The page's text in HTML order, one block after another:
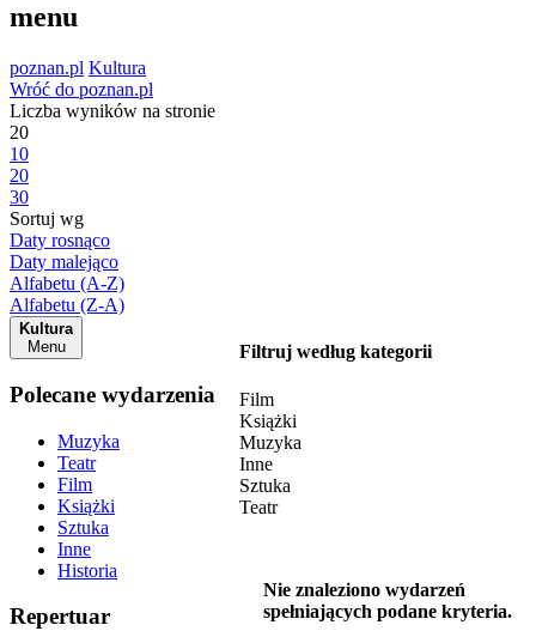
menu
poznan.pl Kultura
Wróć do poznan.pl
Liczba wyników na stronie
20
10
20
30
Sortuj wg
Daty rosnąco
Daty malejąco
Alfabetu (A-Z)
Alfabetu (Z-A)
Kultura
Menu
Polecane wydarzenia
Muzyka
Teatr
Film
Książki
Sztuka
Inne
Historia
Repertuar
Filtruj według kategorii
Film
Książki
Muzyka
Inne
Sztuka
Teatr
Nie znaleziono wydarzeń
spełniających podane kryteria.